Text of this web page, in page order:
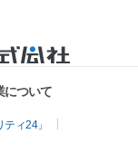
について
ィ24」